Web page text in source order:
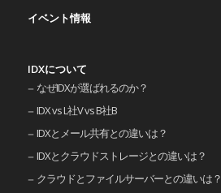
イベント情報
IDXについて
なぜIDXが選ばれるのか？
IDX vs L社V vs B社B
IDXとメール共有との違いは？
IDXとクラウドストレージとの違いは？
クラウドとファイルサーバーとの違いは？